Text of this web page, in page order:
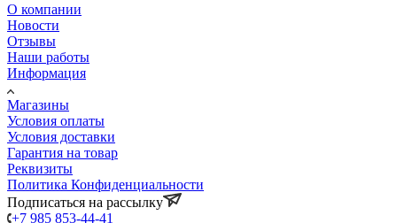
О компании
Новости
Отзывы
Наши работы
Информация
Магазины
Условия оплаты
Условия доставки
Гарантия на товар
Реквизиты
Политика Конфиденциальности
Подписаться на рассылку
+7 985 853-44-41